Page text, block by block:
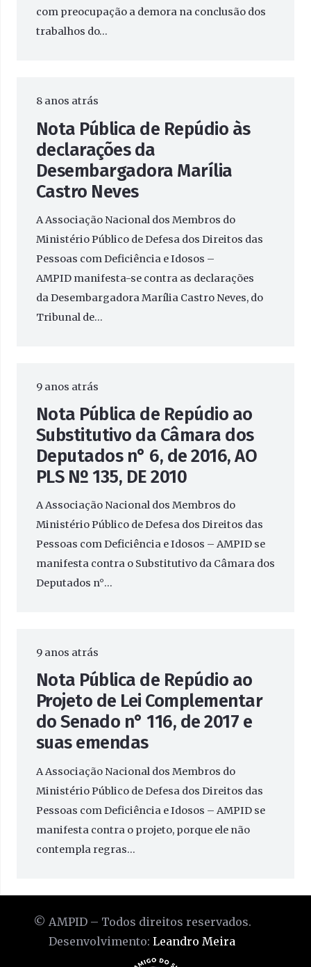
com preocupação a demora na conclusão dos
trabalhos do…
8 anos atrás
Nota Pública de Repúdio às
declarações da
Desembargadora Marília
Castro Neves
A Associação Nacional dos Membros do
Ministério Público de Defesa dos Direitos das
Pessoas com Deficiência e Idosos –
AMPID manifesta-se contra as declarações
da Desembargadora Marília Castro Neves, do
Tribunal de…
9 anos atrás
Nota Pública de Repúdio ao
Substitutivo da Câmara dos
Deputados n° 6, de 2016, AO
PLS Nº 135, DE 2010
A Associação Nacional dos Membros do
Ministério Público de Defesa dos Direitos das
Pessoas com Deficiência e Idosos – AMPID se
manifesta contra o Substitutivo da Câmara dos
Deputados n°…
9 anos atrás
Nota Pública de Repúdio ao
Projeto de Lei Complementar
do Senado n° 116, de 2017 e
suas emendas
A Associação Nacional dos Membros do
Ministério Público de Defesa dos Direitos das
Pessoas com Deficiência e Idosos – AMPID se
manifesta contra o projeto, porque ele não
contempla regras…
© AMPID – Todos direitos reservados.
Desenvolvimento:Leandro Meira